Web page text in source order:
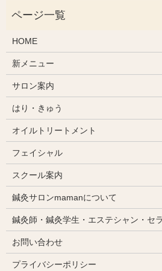
HOME
新メニュー
サロン案内
はり・きゅう
オイルトリートメント
フェイシャル
スクール案内
鍼灸サロンmamanについて
鍼灸師・鍼灸学生・エステシャン・セ
お問い合わせ
プライバシーポリシー